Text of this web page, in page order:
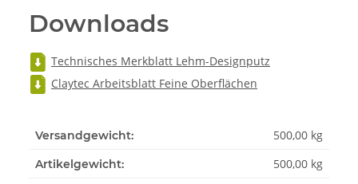
Downloads
Technisches Merkblatt Lehm-Designputz
Claytec Arbeitsblatt Feine Oberflächen
Versandgewicht: 500,00 kg
Artikelgewicht: 500,00 kg